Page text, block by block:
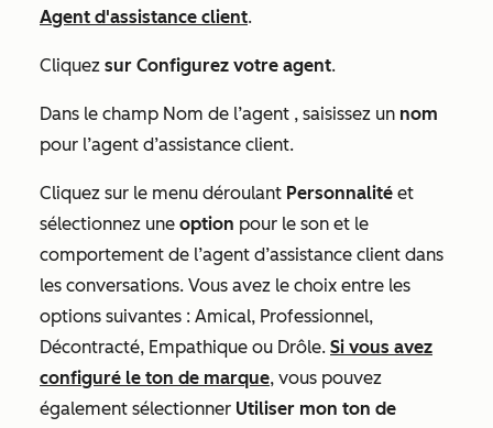
Agent d'assistance client.
Cliquez sur Configurez votre agent.
Dans le champ Nom de l’agent , saisissez un nom
pour l’agent d’assistance client.
Cliquez sur le menu déroulant Personnalité et
sélectionnez une option pour le son et le
comportement de l’agent d’assistance client dans
les conversations. Vous avez le choix entre les
options suivantes : Amical, Professionnel,
Décontracté, Empathique ou Drôle. Si vous avez
configuré le ton de marque, vous pouvez
également sélectionner Utiliser mon ton de